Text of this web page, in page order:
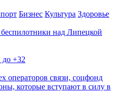
Бизнес Культура Здоровье
над Липецкой
до +32
операторов связи, соцфонд
которые вступают в силу в